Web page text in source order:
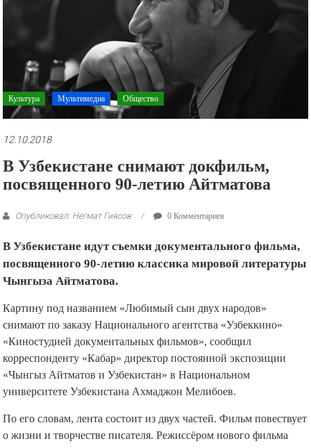
презентации.
Культура Мультимедиа Общество
12.10.2018
В Узбекистане снимают докфильм,
посвященного 90-летию Айтматова
Опубликовал: Негмат Гиясов 0 Комментариев
В Узбекистане идут съемки документального фильма,
посвященного 90-летию классика мировой литературы
Чынгыза Айтматова.
Картину под названием «Любимый сын двух народов»
снимают по заказу Национального агентства «Узбеккино»
«Киностудией документальных фильмов», сообщил
корреспонденту «Кабар» директор постоянной экспозиции
«Чынгыз Айтматов и Узбекистан» в Национальном
университете Узбекистана Ахмаджон Мелибоев.
По его словам, лента состоит из двух частей. Фильм повествует
о жизни и творчестве писателя. Режиссёром нового фильма